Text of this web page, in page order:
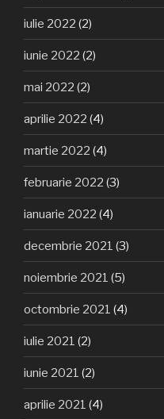
iulie 2022 (2)
iunie 2022 (2)
mai 2022 (2)
aprilie 2022 (4)
martie 2022 (4)
februarie 2022 (3)
ianuarie 2022 (4)
decembrie 2021 (3)
noiembrie 2021 (5)
octombrie 2021 (4)
iulie 2021 (2)
iunie 2021 (2)
aprilie 2021 (4)